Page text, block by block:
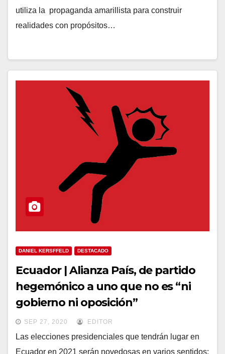
utiliza la propaganda amarillista para construir
realidades con propósitos…
DANIEL KERSFFELD DESTACADO
Ecuador | Alianza País, de partido
hegemónico a uno que no es “ni
gobierno ni oposición”
SEP 27, 2020 EDITOR
Las elecciones presidenciales que tendrán lugar en
Ecuador en 2021 serán novedosas en varios sentidos: